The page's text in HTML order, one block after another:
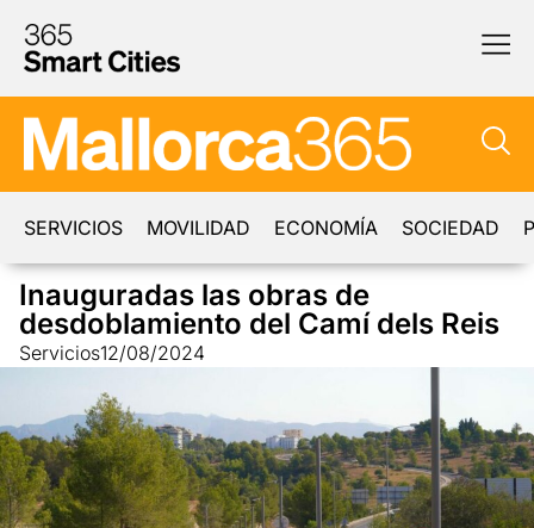
SERVICIOS MOVILIDAD ECONOMÍA SOCIEDAD
Inauguradas las obras de
desdoblamiento del Camí dels Reis
Servicios12/08/2024